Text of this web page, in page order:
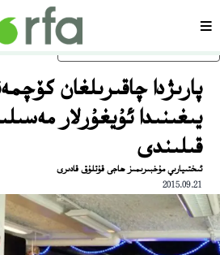
ئاساسلىق مەزمۇنغا ئاتلاڭسەھىپە
پارىژدا چاقىرىلغان
يىغىنىدا ئۇيغۇرلار
قىلىندى
ئىختىيارىي مۇخبىرىمىز ھاجى قۇتلۇق قادىرى
2015.09.21